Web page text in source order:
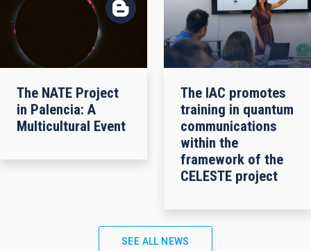
The NATE Project
in Palencia: A
Multicultural Event
The IAC promotes
training in quantum
communications
within the
framework of the
CELESTE project
SEE ALL NEWS